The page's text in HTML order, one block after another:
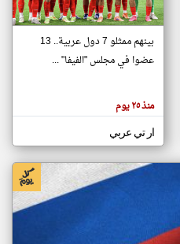
تغيير الدولة
اخبار جزر القمر على مدار الساعة
اخبار جزر القمر العاجلة والمباشرة
بينهم ممثلو 7 دول عربية.. 13
عضوا في مجلس "الفيفا" ...
منذ ٢٥ يوم
ار تي عربي
klyoum.com